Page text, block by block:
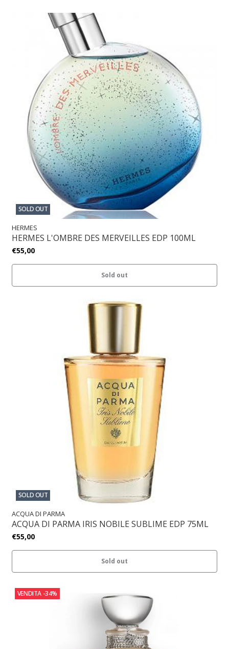
SOLD OUT
HERMES
HERMES L'OMBRE DES MERVEILLES EDP 100ML
€55,00
Sold out
SOLD OUT
ACQUA DI PARMA
ACQUA DI PARMA IRIS NOBILE SUBLIME EDP 75ML
€55,00
Sold out
VENDITA -34%